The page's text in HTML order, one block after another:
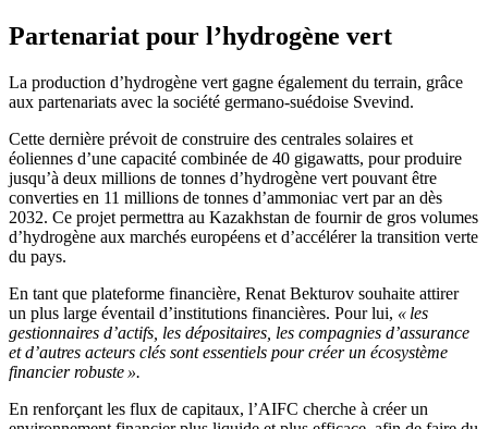
Partenariat pour l’hydrogène vert
La production d’hydrogène vert gagne également du terrain, grâce
aux partenariats avec la société germano-suédoise Svevind.
Cette dernière prévoit de construire des centrales solaires et
éoliennes d’une capacité combinée de 40 gigawatts, pour produire
jusqu’à deux millions de tonnes d’hydrogène vert pouvant être
converties en 11 millions de tonnes d’ammoniac vert par an dès
2032. Ce projet permettra au Kazakhstan de fournir de gros volumes
d’hydrogène aux marchés européens et d’accélérer la transition verte
du pays.
En tant que plateforme financière, Renat Bekturov souhaite attirer
un plus large éventail d’institutions financières. Pour lui, « les
gestionnaires d’actifs, les dépositaires, les compagnies d’assurance
et d’autres acteurs clés sont essentiels pour créer un écosystème
financier robuste ».
En renforçant les flux de capitaux, l’AIFC cherche à créer un